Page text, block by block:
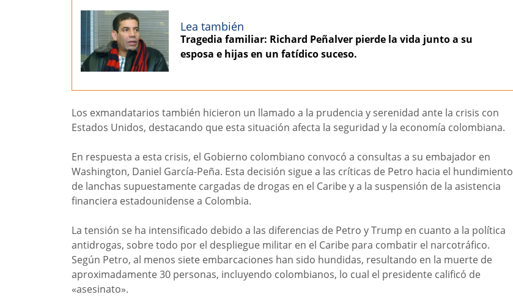
Lea también
Tragedia familiar: Richard Peñalver pierde la vida junto a su
esposa e hijas en un fatídico suceso.
Los exmandatarios también hicieron un llamado a la prudencia y serenidad ante la crisis con
Estados Unidos, destacando que esta situación afecta la seguridad y la economía colombiana.
En respuesta a esta crisis, el Gobierno colombiano convocó a consultas a su embajador en
Washington, Daniel García-Peña. Esta decisión sigue a las críticas de Petro hacia el hundimiento
de lanchas supuestamente cargadas de drogas en el Caribe y a la suspensión de la asistencia
financiera estadounidense a Colombia.
La tensión se ha intensificado debido a las diferencias de Petro y Trump en cuanto a la política
antidrogas, sobre todo por el despliegue militar en el Caribe para combatir el narcotráfico.
Según Petro, al menos siete embarcaciones han sido hundidas, resultando en la muerte de
aproximadamente 30 personas, incluyendo colombianos, lo cual el presidente calificó de
«asesinato».